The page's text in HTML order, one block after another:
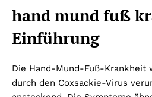
hand mund fuß
Einführung
Die Hand-Mund-Fuß-Krankheit
durch den Coxsackie-Virus